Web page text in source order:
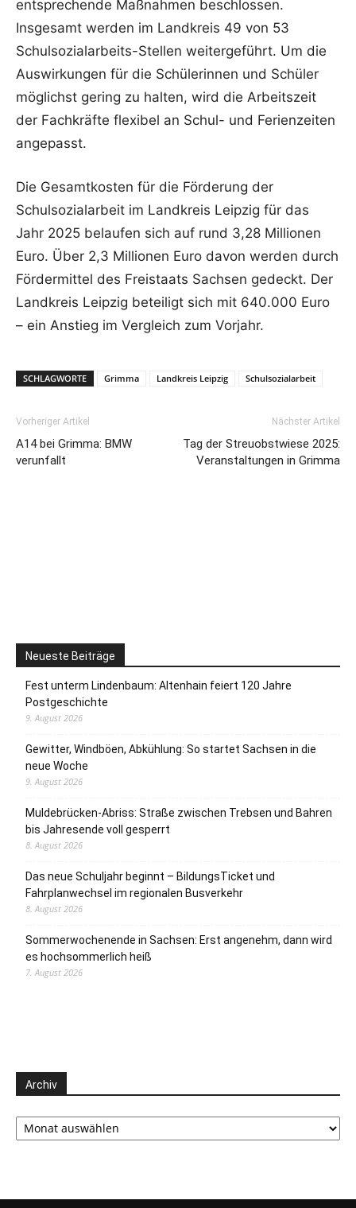
entsprechende Maßnahmen beschlossen.
Insgesamt werden im Landkreis 49 von 53
Schulsozialarbeits-Stellen weitergeführt. Um die
Auswirkungen für die Schülerinnen und Schüler
möglichst gering zu halten, wird die Arbeitszeit
der Fachkräfte flexibel an Schul- und Ferienzeiten
angepasst.
Die Gesamtkosten für die Förderung der
Schulsozialarbeit im Landkreis Leipzig für das
Jahr 2025 belaufen sich auf rund 3,28 Millionen
Euro. Über 2,3 Millionen Euro davon werden durch
Fördermittel des Freistaats Sachsen gedeckt. Der
Landkreis Leipzig beteiligt sich mit 640.000 Euro
– ein Anstieg im Vergleich zum Vorjahr.
SCHLAGWORTE Grimma Landkreis Leipzig Schulsozialarbeit
Vorheriger Artikel
A14 bei Grimma: BMW
verunfallt
Nächster Artikel
Tag der Streuobstwiese 2025:
Veranstaltungen in Grimma
Neueste Beiträge
Fest unterm Lindenbaum: Altenhain feiert 120 Jahre
Postgeschichte
9. August 2026
Gewitter, Windböen, Abkühlung: So startet Sachsen in die
neue Woche
9. August 2026
Muldebrücken-Abriss: Straße zwischen Trebsen und Bahren
bis Jahresende voll gesperrt
8. August 2026
Das neue Schuljahr beginnt – BildungsTicket und
Fahrplanwechsel im regionalen Busverkehr
8. August 2026
Sommerwochenende in Sachsen: Erst angenehm, dann wird
es hochsommerlich heiß
7. August 2026
Archiv
Archiv